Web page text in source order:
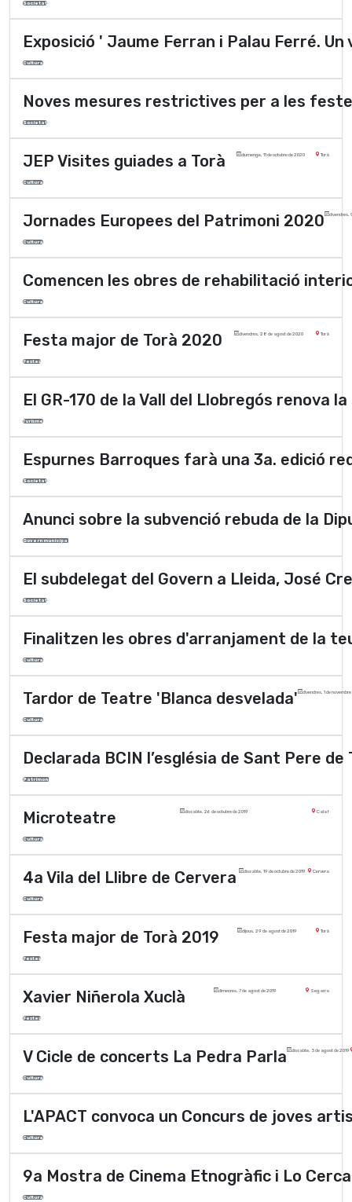
Societat
Exposició ' Jaume Ferran i Palau Ferré. Un
Cultura
Noves mesures restrictives per a les
Societat
JEP Visites guiades a Torà diumenge, 11 de octubre de 2020 Torà
Cultura
Jornades Europees del Patrimoni 2020 divendres,
Cultura
Comencen les obres de rehabilitació
Cultura
Festa major de Torà 2020 divendres, 28 de agost de 2020 Torà
Festes
El GR-170 de la Vall del Llobregós renova
Turisme
Espurnes Barroques farà una 3a. edició
Societat
Anunci sobre la subvenció rebuda de la
Govern municipal
El subdelegat del Govern a Lleida, José
Societat
Finalitzen les obres d'arranjament de la
Cultura
Tardor de Teatre 'Blanca desvelada' divendres, 1 de
Cultura
Declarada BCIN l’església de Sant Pere de
Patrimoni
Microteatre dissabte, 26 de octubre de 2019 Calaf
Cultura
4a Vila del Llibre de Cervera dissabte, 19 de octubre de 2019 Cervera
Cultura
Festa major de Torà 2019 dijous, 29 de agost de 2019 Torà
Festes
Xavier Niñerola Xuclà dimecres, 7 de agost de 2019 Segarra
Festes
V Cicle de concerts La Pedra Parla dissabte, 3 de agost de 2019
Cultura
L'APACT convoca un Concurs de joves
Cultura
9a Mostra de Cinema Etnogràfic i Lo
Cultura